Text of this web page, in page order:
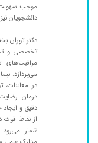
دربازه
دکتر خوبی
خیلی خوب
دکتر دوران
عدم رضایت
خوب بوده
دکتر خوبیه
با تجربه
موجب سهولت
دانشجویان
دکتر توران
تخصصی و
می‌پردازد.
در
درمان
دقیق و ایجاد
از نقاط قوت
شمار